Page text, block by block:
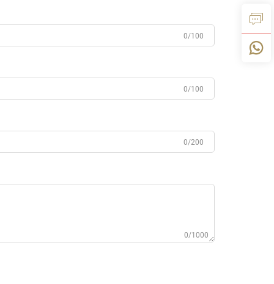
0/100
0/100
0/200
0/1000